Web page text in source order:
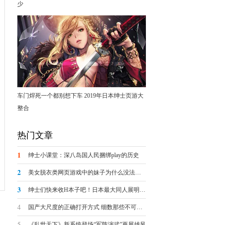
少
车门焊死一个都别想下车 2019年日本绅士页游大
整合
热门文章
1 绅士小课堂：深八岛国人民捆绑play的历史
2 美女脱衣类网页游戏中的妹子为什么没法被脱光？
3 绅士们快来收H本子吧！日本最大同人展明日开幕
4 国产大尺度的正确打开方式 细数那些不可描述的羞羞页游